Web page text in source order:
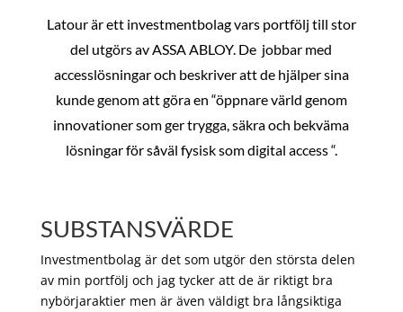
Latour är ett investmentbolag vars portfölj till stor
del utgörs av ASSA ABLOY. De jobbar med
accesslösningar och beskriver att de hjälper sina
kunde genom att göra en “öppnare värld genom
innovationer som ger trygga, säkra och bekväma
lösningar för såväl fysisk som digital access “.
SUBSTANSVÄRDE
Investmentbolag är det som utgör den största delen
av min portfölj och jag tycker att de är riktigt bra
nybörjaraktier men är även väldigt bra långsiktiga